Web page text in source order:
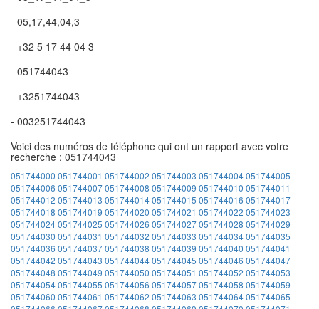
- 05,17,44,04,3
- +32 5 17 44 04 3
- 051744043
- +3251744043
- 003251744043
Voici des numéros de téléphone qui ont un rapport avec votre
recherche : 051744043
051744000 051744001 051744002 051744003 051744004051744005
051744006 051744007051744008 051744009 051744010 051744011
051744012 051744013 051744014051744015 051744016 051744017
051744018 051744019 051744020 051744021 051744022 051744023
051744024051744025 051744026 051744027051744028 051744029
051744030 051744031 051744032 051744033 051744034051744035
051744036 051744037051744038 051744039 051744040 051744041
051744042 051744043 051744044051744045 051744046 051744047
051744048 051744049 051744050 051744051 051744052 051744053
051744054051744055 051744056 051744057051744058 051744059
051744060 051744061 051744062 051744063 051744064051744065